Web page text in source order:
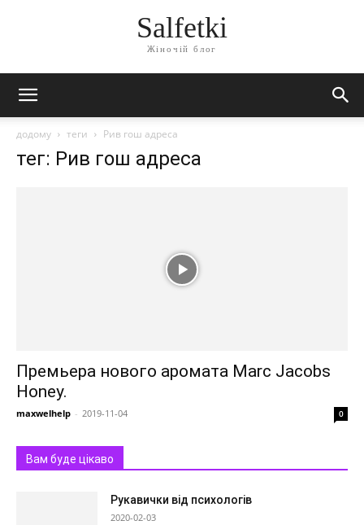
Salfetki
Жіночій блог
додому теги Рив гош адреса
тег: Рив гош адреса
Премьера нового аромата Marc Jacobs
Honey.
maxwelhelp - 2019-11-04 0
Вам буде цікаво
Рукавички від психологів
2020-02-03